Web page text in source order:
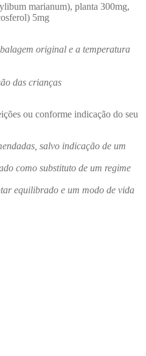
marianum), planta 300mg,
5mg
original e a temperatura
das crianças
ou conforme indicação do seu
salvo indicação de um
como substituto de um regime
equilibrado e um modo de vida